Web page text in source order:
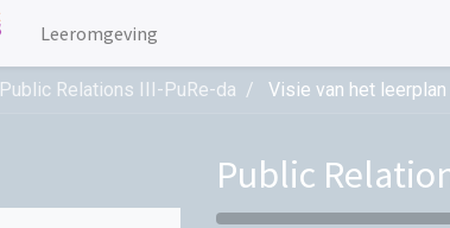
Leeromgeving
Public Relations III-PuRe-da Visie van het leerplan
Public